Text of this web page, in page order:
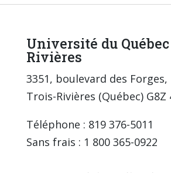
Université du
Rivières
3351, boulevard des Forges,
Trois-Rivières (Québec) G8Z
Téléphone : 819 376-5011
Sans frais : 1 800 365-0922